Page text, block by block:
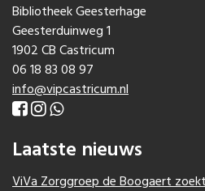
Bibliotheek Geesterhage
Geesterduinweg 1
1902 CB Castricum
06 18 83 08 97
info@vipcastricum.nl
Laatste nieuws
ViVa Zorggroep de Boogaert